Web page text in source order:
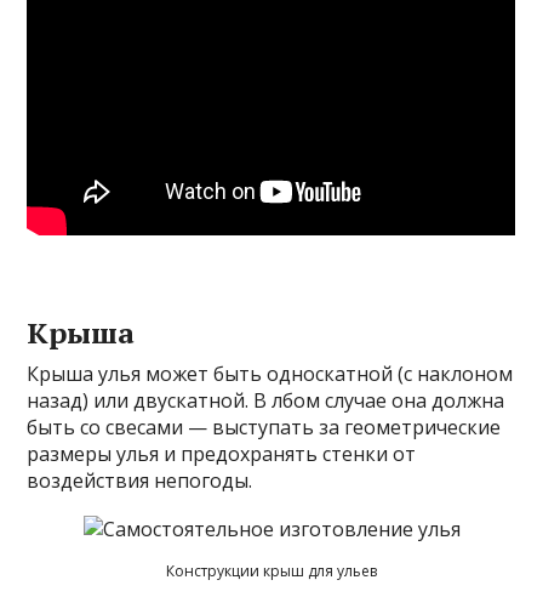
Крыша
Крыша улья может быть односкатной (с наклоном
назад) или двускатной. В лбом случае она должна
быть со свесами — выступать за геометрические
размеры улья и предохранять стенки от
воздействия непогоды.
Конструкции крыш для ульев